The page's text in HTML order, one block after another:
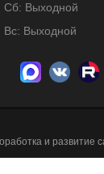
Сб: Выходной
Вс: Выходной
и развитие